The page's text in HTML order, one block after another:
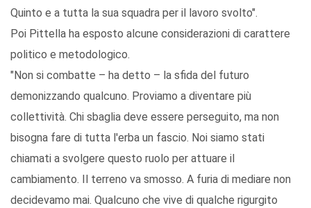
Quinto e a tutta la sua squadra per il lavoro svolto".
Poi Pittella ha esposto alcune considerazioni di carattere
politico e metodologico.
"Non si combatte – ha detto – la sfida del futuro
demonizzando qualcuno. Proviamo a diventare più
collettività. Chi sbaglia deve essere perseguito, ma non
bisogna fare di tutta l'erba un fascio. Noi siamo stati
chiamati a svolgere questo ruolo per attuare il
cambiamento. Il terreno va smosso. A furia di mediare non
decidevamo mai. Qualcuno che vive di qualche rigurgito